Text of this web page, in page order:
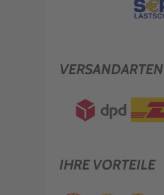
VERSANDARTEN
IHRE VORTEILE